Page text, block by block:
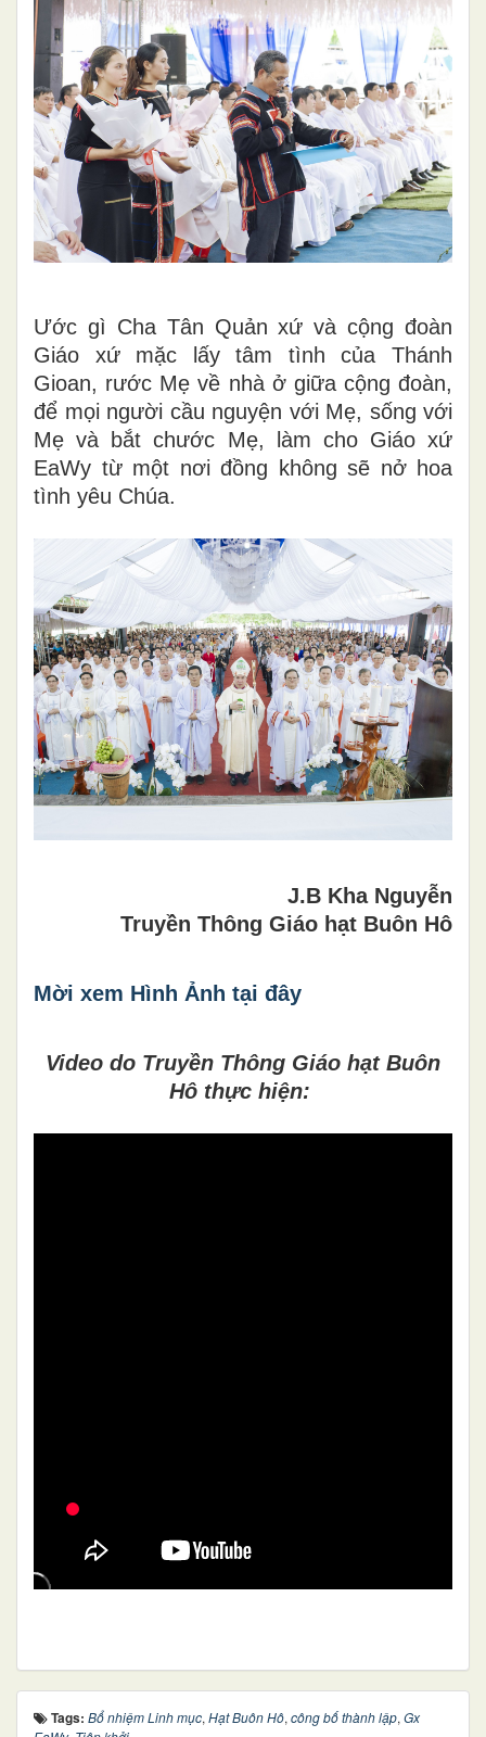
Ước gì Cha Tân Quản xứ và cộng đoàn
Giáo xứ mặc lấy tâm tình của Thánh
Gioan, rước Mẹ về nhà ở giữa cộng đoàn,
để mọi người cầu nguyện với Mẹ, sống với
Mẹ và bắt chước Mẹ, làm cho Giáo xứ
EaWy từ một nơi đồng không sẽ nở hoa
tình yêu Chúa.
J.B Kha Nguyễn
Truyền Thông Giáo hạt Buôn Hô
Mời xem Hình Ảnh tại đây
Video do Truyền Thông Giáo hạt Buôn
Hô thực hiện:
Tags: Bổ nhiệm Linh mục, Hạt Buôn Hô, công bố thành lập, Gx